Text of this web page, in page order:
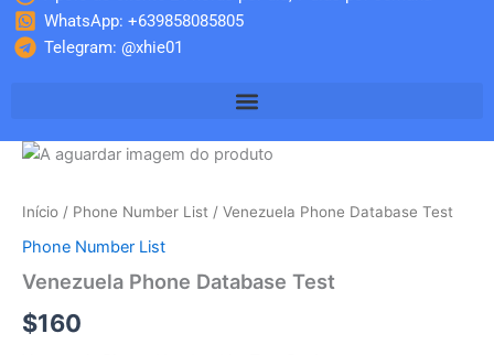
WhatsApp: +639858085805
Telegram: @xhie01
Início / Phone Number List / Venezuela Phone Database Test
Phone Number List
Venezuela Phone Database Test
$160
Quantidade
Phone
Database